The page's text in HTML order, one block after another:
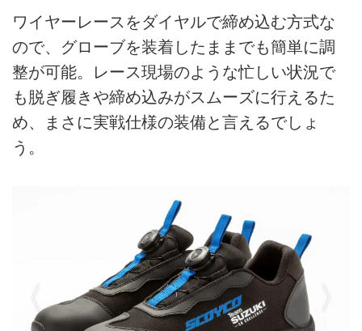
ワイヤーレースをダイヤルで締め込む方式な
ので、グローブを装着したままでも簡単に調
整が可能。レース現場のような忙しい状況で
も脱ぎ履きや締め込みがスムーズに行えるた
め、まさに実戦仕様の装備と言えるでしょ
う。